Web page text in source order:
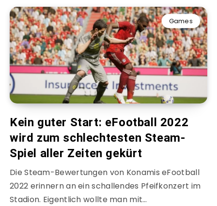
Games
Kein guter Start: eFootball 2022
wird zum schlechtesten Steam-
Spiel aller Zeiten gekürt
Die Steam-Bewertungen von Konamis eFootball
2022 erinnern an ein schallendes Pfeifkonzert im
Stadion. Eigentlich wollte man mit…